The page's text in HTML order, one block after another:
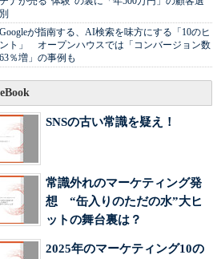
別
Googleが指南する、AI検索を味方にする「10のヒ
ント」 オープンハウスでは「コンバージョン数
63％増」の事例も
SNSの古い常識を疑え！
常識外れのマーケティング発
想 “缶入りのただの水”大ヒ
ットの舞台裏は？
2025年のマーケティング10の